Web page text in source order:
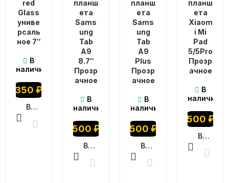
red
Glass
униве
рсаль
ное 7″
В
наличии
350 ₽
В КОРЗИНУ
планш
ета
Sams
ung
Tab
A9
8.7″
Прозр
ачное
В
наличии
500 ₽
В КОРЗИНУ
планш
ета
Sams
ung
Tab
A9
Plus
Прозр
ачное
В
наличии
500 ₽
В КОРЗИНУ
планш
ета
Xiaom
i Mi
Pad
5/5Pro
Прозр
ачное
В
наличии
500 ₽
В КОРЗИНУ